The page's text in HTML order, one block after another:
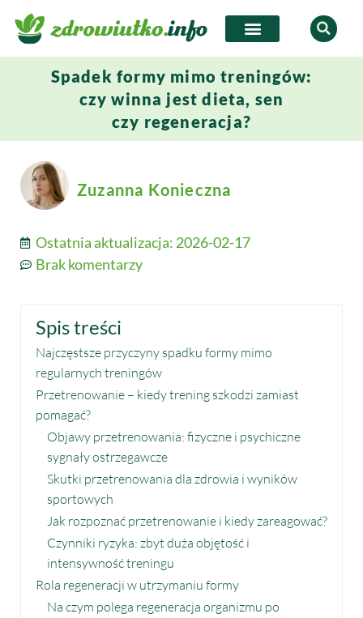
Spadek formy mimo treningów:
czy winna jest dieta, sen
czy regeneracja?
Zuzanna Konieczna
Ostatnia aktualizacja: 2026-02-17
Brak komentarzy
Spis treści
Najczęstsze przyczyny spadku formy mimo
regularnych treningów
Przetrenowanie – kiedy trening szkodzi zamiast
pomagać?
Objawy przetrenowania: fizyczne i psychiczne
sygnały ostrzegawcze
Skutki przetrenowania dla zdrowia i wyników
sportowych
Jak rozpoznać przetrenowanie i kiedy zareagować?
Czynniki ryzyka: zbyt duża objętość i
intensywność treningu
Rola regeneracji w utrzymaniu formy
Na czym polega regeneracja organizmu po